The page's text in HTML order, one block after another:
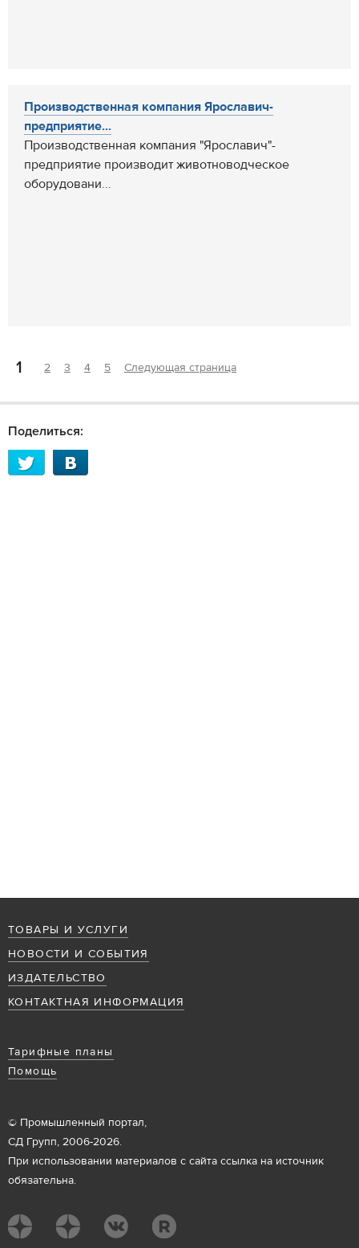
Производственная компания Ярославич-
предприятие...
Производственная компания "Ярославич"-
предприятие производит животноводческое
оборудовани...
1 2 3 4 5 Следующая страница
Поделиться:
ТОВАРЫ И УСЛУГИ
НОВОСТИ И СОБЫТИЯ
ИЗДАТЕЛЬСТВО
КОНТАКТНАЯ ИНФОРМАЦИЯ
Тарифные планы
Помощь
© Промышленный портал,
СД Групп, 2006-2026.
При использовании материалов с сайта ссылка на источник
обязательна.